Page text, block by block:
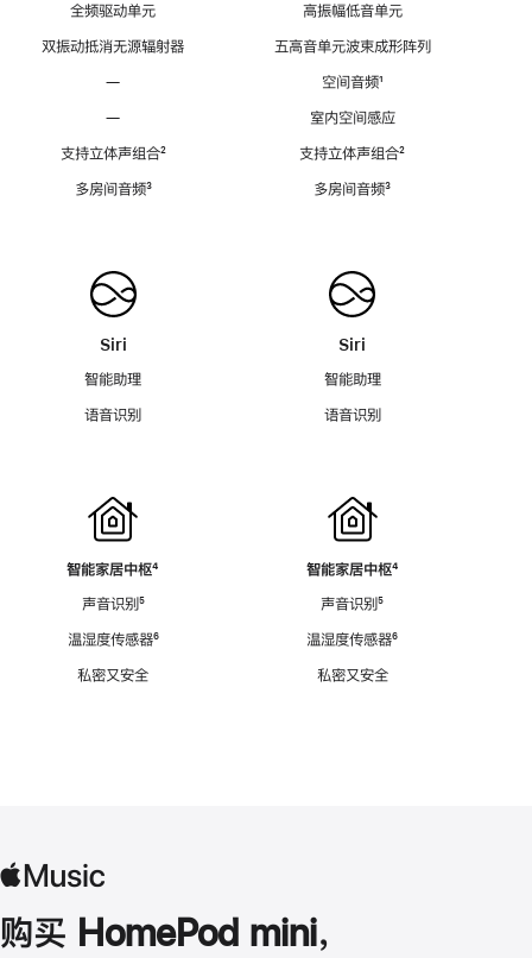
全频驱动单元
双振动抵消无源辐射器
—
—
支持立体声组合脚
²
多房间音频脚
³
Siri
智能助理
语音识别
智能家居中枢脚
⁴
声音识别脚
⁵
温湿度传感器脚
⁶
私密又安全
高振幅低音单元
五高音单元波束成形阵列
空间音频脚
¹
室内空间感应
支持立体声组合脚
²
多房间音频脚
³
Siri
智能助理
语音识别
智能家居中枢脚
⁴
声音识别脚
⁵
温湿度传感器脚
⁶
私密又安全
购买 HomePod mini，